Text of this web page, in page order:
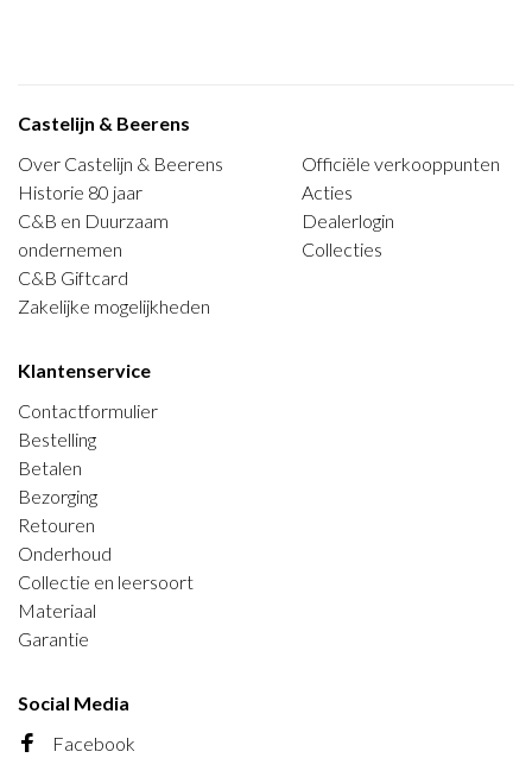
Castelijn & Beerens
Over Castelijn & Beerens
Historie 80 jaar
C&B en Duurzaam
ondernemen
C&B Giftcard
Zakelijke mogelijkheden
Officiële verkooppunten
Acties
Dealerlogin
Collecties
Klantenservice
Contactformulier
Bestelling
Betalen
Bezorging
Retouren
Onderhoud
Collectie en leersoort
Materiaal
Garantie
Social Media
Facebook